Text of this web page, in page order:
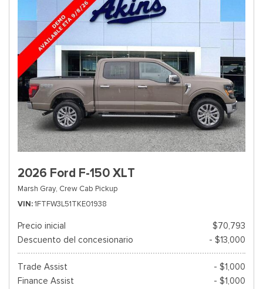
2026 Ford F-150 XLT
Marsh Gray, Crew Cab Pickup
VIN 1FTFW3L51TKE01938
Precio inicial
$70,793
Descuento del concesionario
- $13,000
Trade Assist
- $1,000
Finance Assist
- $1,000